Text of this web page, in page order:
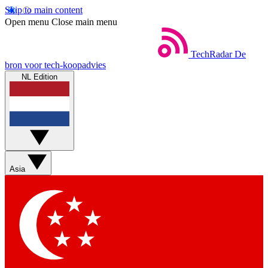
Skip to main content
Open menu Close main menu
TechRadar De
bron voor tech-koopadvies
NL Edition
Asia